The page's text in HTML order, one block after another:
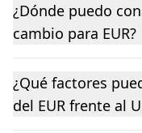
¿Dónde puedo
cambio para EUR?
¿Qué factores
del EUR frente al